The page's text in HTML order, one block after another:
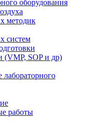
оборудования
методик
систем
(VMP, SOP и др)
работы